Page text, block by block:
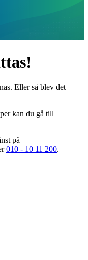
Eller så blev det
kan du gå till
på
010 - 10 11 200.